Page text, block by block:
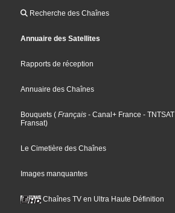
Recherche des Chaînes
Annuaire des Satellites
Rapports de réception
Annuaire des Chaînes
Bouquets ( Français - Canal+ France - TNTSAT
Fransat)
Le Cimetière des Chaînes
Images manquantes
Chaînes TV en Ultra Haute Définition